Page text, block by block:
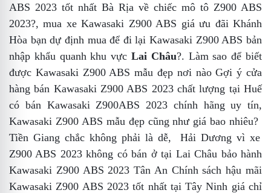
ABS 2023 tốt nhất Bà Rịa về chiếc mô tô Z900 ABS
2023?, mua xe Kawasaki Z900 ABS giá ưu đãi Khánh
Hòa bạn dự định mua để đi lại Kawasaki Z900 ABS bản
nhập khẩuquanh khu vựcLai Châu?. Làm sao để biết
được Kawasaki Z900 ABS mẫu đẹp nơi nàoGợi ý cửa
hàng bán Kawasaki Z900 ABS 2023 chất lượng tại Huế
có bán Kawasaki Z900ABS 2023 chính hãng uy tín,
Kawasaki Z900 ABS mẫu đẹpcũng như giá bao nhiêu?
Tiền Giang chắc không phải là dễ, Hải Dương vì xe
Z900 ABS 2023 không có bán ở tại Lai Châu bảo hành
Kawasaki Z900 ABS 2023 Tân An Chính sách hậu mãi
Kawasaki Z900 ABS 2023 tốt nhất tại Tây Ninh giá chỉ